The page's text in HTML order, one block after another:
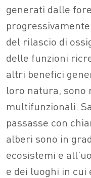
generati dalle
del rilascio di
delle funzioni
altri benefici
loro natura,
multifunzionali.
passasse con
alberi sono in
ecosistemi e
e dei luoghi in cui